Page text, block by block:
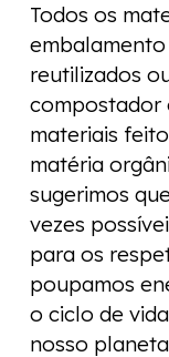
Todos os
reutilizados
compostador
materiais
matéria
sugerimos
vezes
para os
poupamos
o ciclo de
nosso